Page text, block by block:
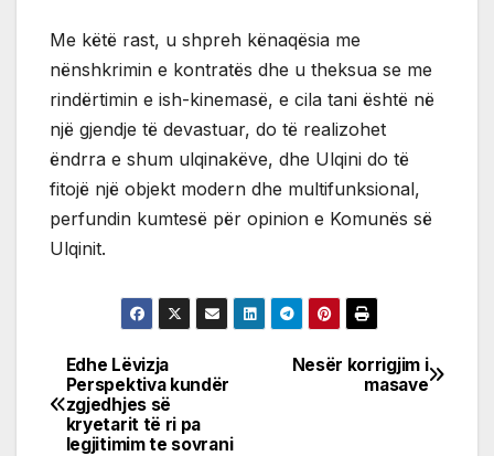
Me këtë rast, u shpreh kënaqësia me
nënshkrimin e kontratës dhe u theksua se me
rindërtimin e ish-kinemasë, e cila tani është në
një gjendje të devastuar, do të realizohet
ëndrra e shum ulqinakëve, dhe Ulqini do të
fitojë një objekt modern dhe multifunksional,
perfundin kumtesë për opinion e Komunës së
Ulqinit.
Post
navigation
Nesër korrigjim i
masave
Edhe Lëvizja
Perspektiva kundër
zgjedhjes së
kryetarit të ri pa
legjitimim te sovrani